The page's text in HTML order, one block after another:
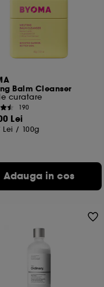
Balm Cleanser
curatare
190
Lei
Lei / 100g
Adauga in cos